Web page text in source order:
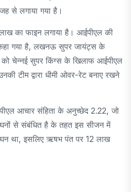
से लगाया गया है।
का फाइन लगाया है। आईपीएल की
गया है, लखनऊ सुपर जायंट्स के
चेन्नई सुपर किंग्स के खिलाफ आईपीएल
टीम द्वारा धीमी ओवर-रेट बनाए रखने
आचार संहिता के अनुच्छेद 2.22, जो
से संबंधित है के तहत इस सीजन में
था, इसलिए ऋषभ पंत पर 12 लाख